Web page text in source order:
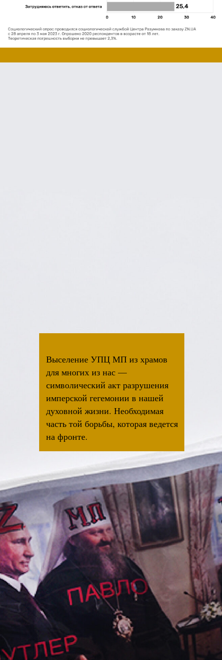
Выселение УПЦ МП из храмов
для многих из нас —
символический акт разрушения
имперской гегемонии в нашей
духовной жизни. Необходимая
часть той борьбы, которая ведется
на фронте.